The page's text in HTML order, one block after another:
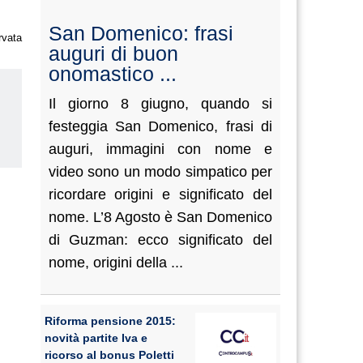
San Domenico: frasi
auguri di buon
onomastico ...
Il giorno 8 giugno, quando si
festeggia San Domenico, frasi di
auguri, immagini con nome e
video sono un modo simpatico per
ricordare origini e significato del
nome. L’8 Agosto è San Domenico
di Guzman: ecco significato del
nome, origini della ...
Riforma pensione 2015:
novità partite Iva e
ricorso al bonus Poletti